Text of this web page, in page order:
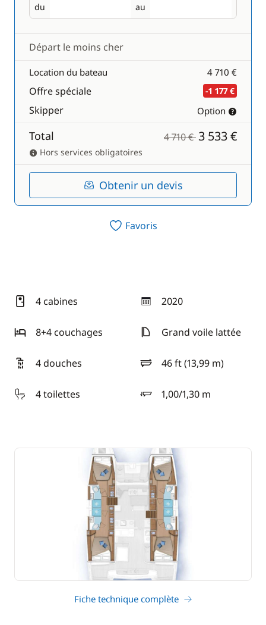
du
Départ au
Retour
Départ le moins cher
Location du bateau 4 710 €
Offre spéciale -1 177 €
Skipper Option
Total 4 710 € 3 533 €
Hors services obligatoires
Obtenir un devis
Favoris
4 cabines 2020
année
8+4 couchages
Grand voile lattée
4 douches 46 ft (13,99 m)
longueur
4 toilettes
1,00/1,30 m
tirant d'eau
Fiche technique complète